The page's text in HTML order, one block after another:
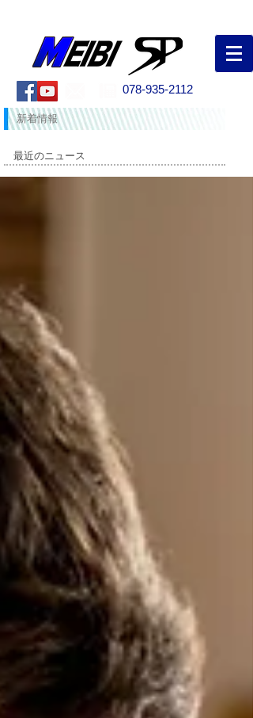
078-935-2112
新着情報
最近のニュース